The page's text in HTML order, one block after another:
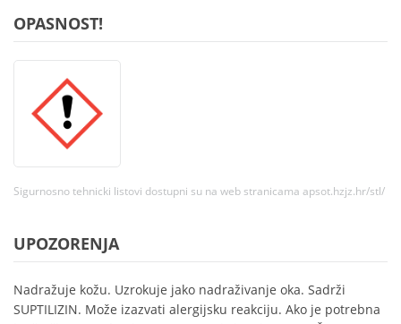
OPASNOST!
Sigurnosno tehnicki listovi dostupni su na web stranicama apsot.hzjz.hr/stl/
UPOZORENJA
Nadražuje kožu. Uzrokuje jako nadraživanje oka. Sadrži
SUPTILIZIN. Može izazvati alergijsku reakciju. Ako je potrebna